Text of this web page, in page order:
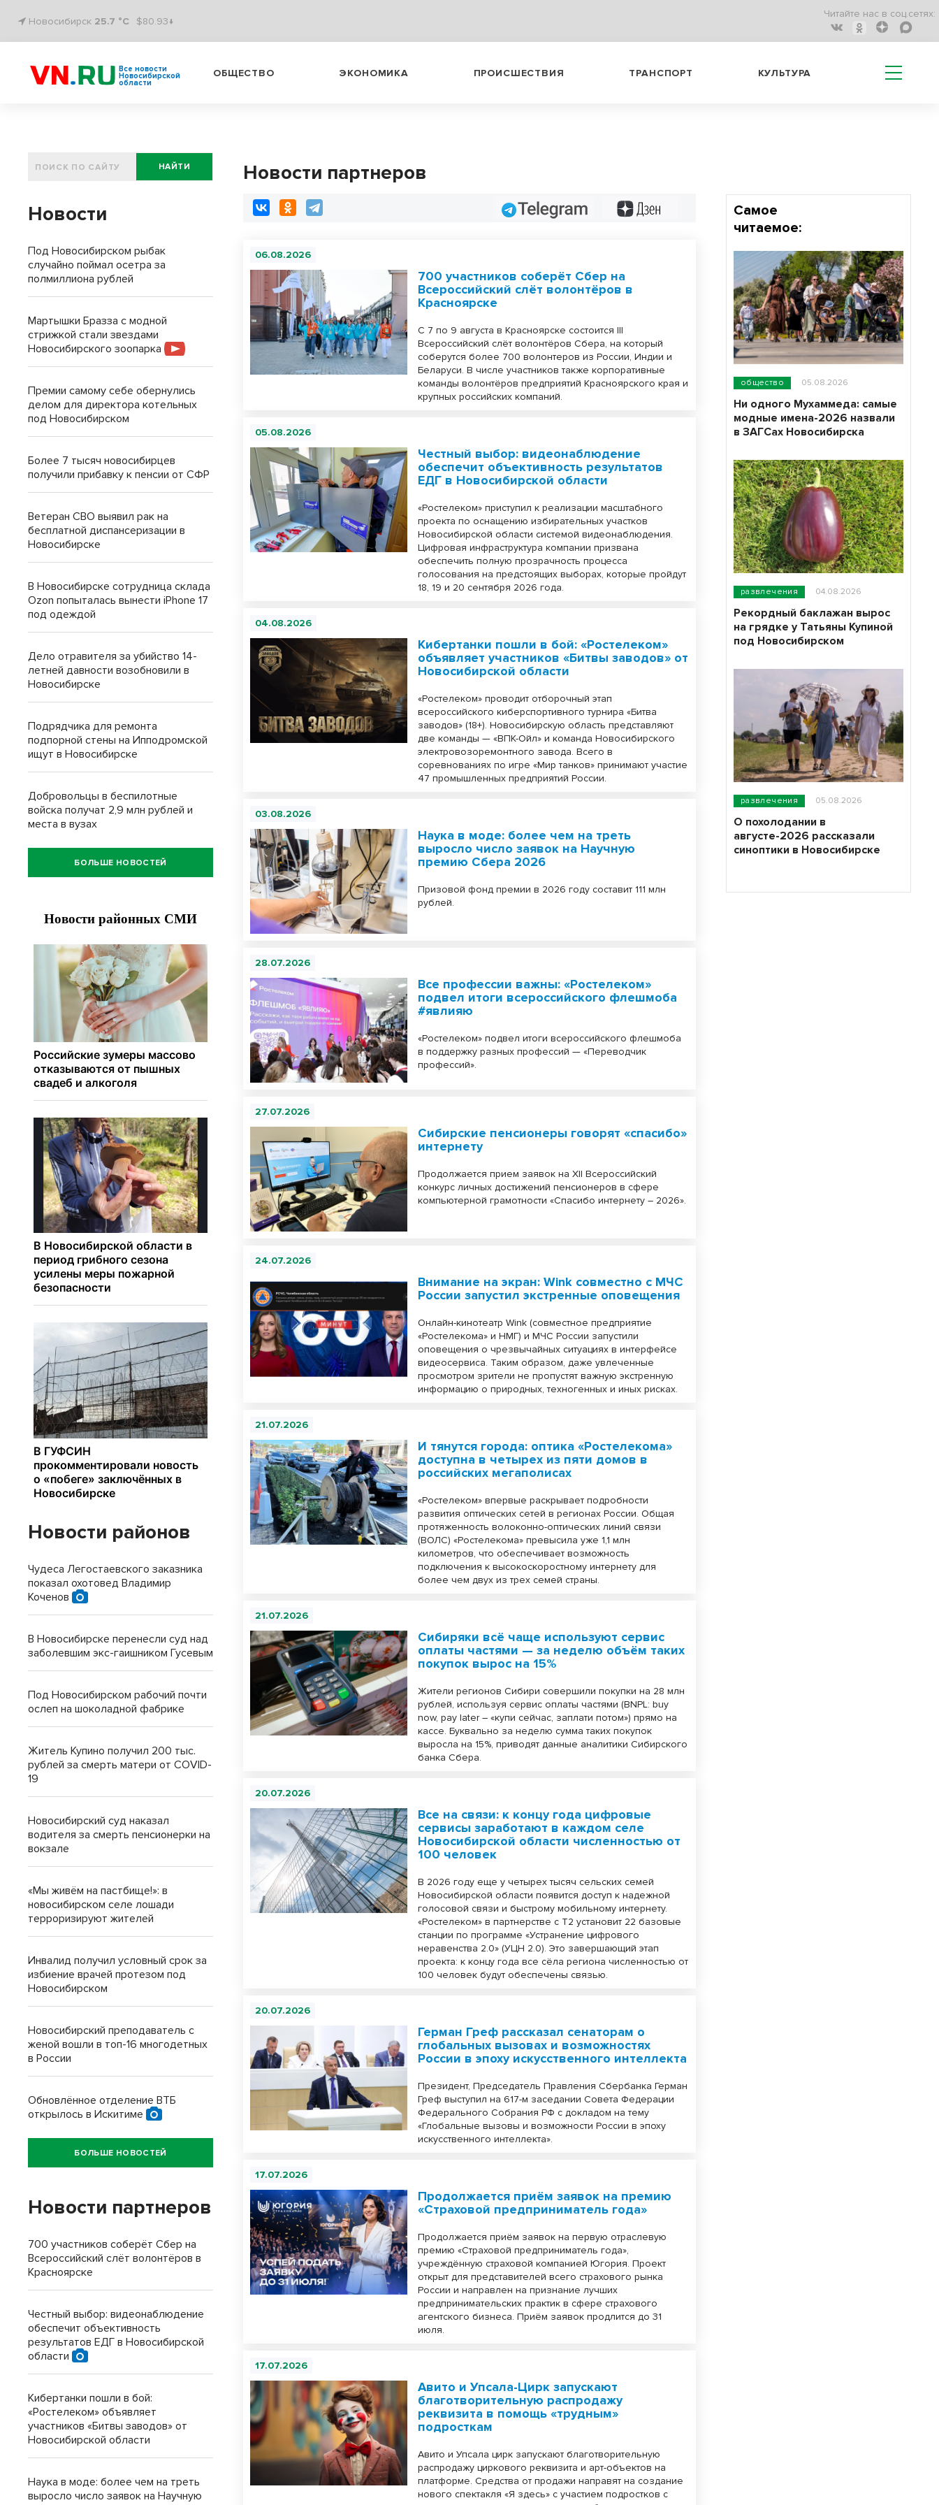
Новосибирск 25.7 °C $80.93↓
Читайте нас в соц.сетях:
Все новости
Новосибирской
области
ОБЩЕСТВО ЭКОНОМИКА ПРОИСШЕСТВИЯ ТРАНСПОРТ КУЛЬТУРА
Новости партнеров
Telegram
06.08.2026
700 участников соберёт Сбер на
Всероссийский слёт волонтёров в
Красноярске
С 7 по 9 августа в Красноярске состоится III
Всероссийский слёт волонтёров Сбера, на который
соберутся более 700 волонтеров из России, Индии и
Беларуси. В числе участников также корпоративные
команды волонтёров предприятий Красноярского края и
крупных российских компаний.
05.08.2026
Честный выбор: видеонаблюдение
обеспечит объективность результатов
ЕДГ в Новосибирской области
«Ростелеком» приступил к реализации масштабного
проекта по оснащению избирательных участков
Новосибирской области системой видеонаблюдения.
Цифровая инфраструктура компании призвана
обеспечить полную прозрачность процесса
голосования на предстоящих выборах, которые пройдут
18, 19 и 20 сентября 2026 года.
04.08.2026
Кибертанки пошли в бой: «Ростелеком»
объявляет участников «Битвы заводов» от
Новосибирской области
«Ростелеком» проводит отборочный этап
всероссийского киберспортивного турнира «Битва
заводов» (18+). Новосибирскую область представляют
две команды — «ВПК-Ойл» и команда Новосибирского
электровозоремонтного завода. Всего в
соревнованиях по игре «Мир танков» принимают участие
47 промышленных предприятий России.
03.08.2026
Наука в моде: более чем на треть
выросло число заявок на Научную
премию Сбера 2026
Призовой фонд премии в 2026 году составит 111 млн
рублей.
28.07.2026
Все профессии важны: «Ростелеком»
подвел итоги всероссийского флешмоба
#явлияю
«Ростелеком» подвел итоги всероссийского флешмоба
в поддержку разных профессий — «Переводчик
профессий».
27.07.2026
Сибирские пенсионеры говорят «спасибо»
интернету
Продолжается прием заявок на XII Всероссийский
конкурс личных достижений пенсионеров в сфере
компьютерной грамотности «Спасибо интернету – 2026».
24.07.2026
Внимание на экран: Wink совместно с МЧС
России запустил экстренные оповещения
Онлайн-кинотеатр Wink (совместное предприятие
«Ростелекома» и НМГ) и МЧС России запустили
оповещения о чрезвычайных ситуациях в интерфейсе
видеосервиса. Таким образом, даже увлеченные
просмотром зрители не пропустят важную экстренную
информацию о природных, техногенных и иных рисках.
21.07.2026
И тянутся города: оптика «Ростелекома»
доступна в четырех из пяти домов в
российских мегаполисах
«Ростелеком» впервые раскрывает подробности
развития оптических сетей в регионах России. Общая
протяженность волоконно-оптических линий связи
(ВОЛС) «Ростелекома» превысила уже 1,1 млн
километров, что обеспечивает возможность
подключения к высокоскоростному интернету для
более чем двух из трех семей страны.
21.07.2026
Сибиряки всё чаще используют сервис
оплаты частями — за неделю объём таких
покупок вырос на 15%
Жители регионов Сибири совершили покупки на 28 млн
рублей, используя сервис оплаты частями (BNPL: buy
now, pay later – «купи сейчас, заплати потом») прямо на
кассе. Буквально за неделю сумма таких покупок
выросла на 15%, приводят данные аналитики Сибирского
банка Сбера.
20.07.2026
Все на связи: к концу года цифровые
сервисы заработают в каждом селе
Новосибирской области численностью от
100 человек
В 2026 году еще у четырех тысяч сельских семей
Новосибирской области появится доступ к надежной
голосовой связи и быстрому мобильному интернету.
«Ростелеком» в партнерстве с Т2 установит 22 базовые
станции по программе «Устранение цифрового
неравенства 2.0» (УЦН 2.0). Это завершающий этап
проекта: к концу года все сёла региона численностью от
100 человек будут обеспечены связью.
20.07.2026
Герман Греф рассказал сенаторам о
глобальных вызовах и возможностях
России в эпоху искусственного интеллекта
Президент, Председатель Правления Сбербанка Герман
Греф выступил на 617-м заседании Совета Федерации
Федерального Собрания РФ с докладом на тему
«Глобальные вызовы и возможности России в эпоху
искусственного интеллекта».
17.07.2026
Продолжается приём заявок на премию
«Страховой предприниматель года»
Продолжается приём заявок на первую отраслевую
премию «Страховой предприниматель года»,
учреждённую страховой компанией Югория. Проект
открыт для представителей всего страхового рынка
России и направлен на признание лучших
предпринимательских практик в сфере страхового
агентского бизнеса. Приём заявок продлится до 31
июля.
17.07.2026
Авито и Упсала-Цирк запускают
благотворительную распродажу
реквизита в помощь «трудным»
подросткам
Авито и Упсала цирк запускают благотворительную
распродажу циркового реквизита и арт-объектов на
платформе. Средства от продажи направят на создание
нового спектакля «Я здесь» с участием подростков с
НАЙТИ
Новости
Под Новосибирском рыбак
случайно поймал осетра за
полмиллиона рублей
Мартышки Бразза с модной
стрижкой стали звездами
Новосибирского зоопарка
Премии самому себе обернулись
делом для директора котельных
под Новосибирском
Более 7 тысяч новосибирцев
получили прибавку к пенсии от СФР
Ветеран СВО выявил рак на
бесплатной диспансеризации в
Новосибирске
В Новосибирске сотрудница склада
Ozon попыталась вынести iPhone 17
под одеждой
Дело отравителя за убийство 14-
летней давности возобновили в
Новосибирске
Подрядчика для ремонта
подпорной стены на Ипподромской
ищут в Новосибирске
Добровольцы в беспилотные
войска получат 2,9 млн рублей и
места в вузах
БОЛЬШЕ НОВОСТЕЙ
Новости районов
Чудеса Легостаевского заказника
показал охотовед Владимир
Коченов
В Новосибирске перенесли суд над
заболевшим экс-гаишником Гусевым
Под Новосибирском рабочий почти
ослеп на шоколадной фабрике
Житель Купино получил 200 тыс.
рублей за смерть матери от COVID-
19
Новосибирский суд наказал
водителя за смерть пенсионерки на
вокзале
«Мы живём на пастбище!»: в
новосибирском селе лошади
терроризируют жителей
Инвалид получил условный срок за
избиение врачей протезом под
Новосибирском
Новосибирский преподаватель с
женой вошли в топ-16 многодетных
в России
Обновлённое отделение ВТБ
открылось в Искитиме
БОЛЬШЕ НОВОСТЕЙ
Новости партнеров
700 участников соберёт Сбер на
Всероссийский слёт волонтёров в
Красноярске
Честный выбор: видеонаблюдение
обеспечит объективность
результатов ЕДГ в Новосибирской
области
Кибертанки пошли в бой:
«Ростелеком» объявляет
участников «Битвы заводов» от
Новосибирской области
Наука в моде: более чем на треть
выросло число заявок на Научную
Самое
читаемое:
общество 05.08.2026
Ни одного Мухаммеда: самые
модные имена-2026 назвали
в ЗАГСах Новосибирска
развлечения 04.08.2026
Рекордный баклажан вырос
на грядке у Татьяны Купиной
под Новосибирском
развлечения 05.08.2026
О похолодании в
августе-2026 рассказали
синоптики в Новосибирске